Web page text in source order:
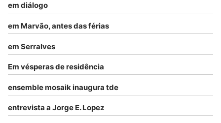
em diálogo
em Marvão, antes das férias
em Serralves
Em vésperas de residência
ensemble mosaik inaugura tde
entrevista a Jorge E. Lopez